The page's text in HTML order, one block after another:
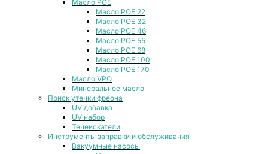
Масло POE
Масло POE 22
Масло POE 32
Масло POE 46
Масло POE 55
Масло POE 68
Масло POE 100
Масло POE 170
Масло VPO
Минеральное масло
Поиск утечки фреона
UV добавка
UV набор
Течеискатели
Инструменты заправки и обслуживания
Вакуумные насосы